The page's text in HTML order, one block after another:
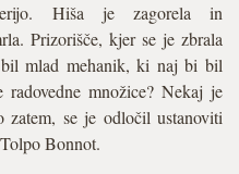
Hiša je zagorela in
Prizorišče, kjer se je zbrala
bil mlad mehanik, ki naj bi bil
množice? Nekaj je
se je odločil ustanoviti
Bonnot.